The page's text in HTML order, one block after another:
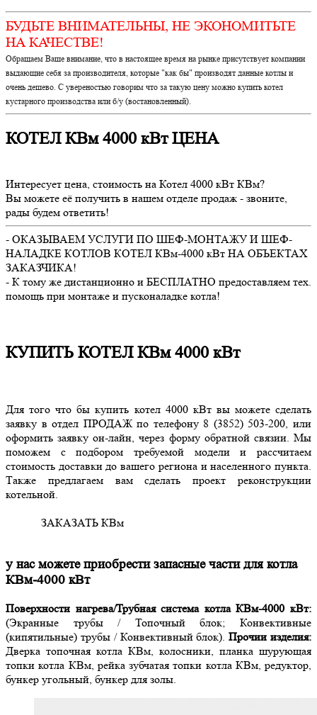
БУДЬТЕ ВНИМАТЕЛЬНЫ, НЕ ЭКОНОМИТЬТЕ
НА КАЧЕСТВЕ!
Обращаем Ваше внимание, что в настоящее время на рынке присутствует компании
выдающие себя за производителя, которые "как бы" производят данные котлы и
очень дешево. С увереностью говорим что за такую цену можно купить котел
кустарного производства или б/у (востановленный).
КОТЕЛ КВм 4000 кВт ЦЕНА
Интересует цена, стоимость на Котел 4000 кВт КВм?
Вы можете её получить в нашем отделе продаж - звоните,
рады будем ответить!
- ОКАЗЫВАЕМ УСЛУГИ ПО ШЕФ-МОНТАЖУ И ШЕФ-
НАЛАДКЕ КОТЛОВ КОТЕЛ КВм-4000 кВт НА ОБЪЕКТАХ
ЗАКАЗЧИКА!
- К тому же дистанционно и БЕСПЛАТНО предоставляем тех.
помощь при монтаже и пусконаладке котла!
КУПИТЬ КОТЕЛ КВм 4000 кВт
Для того что бы купить котел 4000 кВт вы можете сделать
заявку в отдел ПРОДАЖ по телефону 8 (3852) 503-200, или
оформить заявку он-лайн, через форму обратной связии. Мы
поможем с подбором требуемой модели и рассчитаем
стоимость доставки до вашего региона и населенного пункта.
Также предлагаем вам сделать проект реконструкции
котельной.
ЗАКАЗАТЬ КВм
у нас можете приобрести запасные части для котла
КВм-4000 кВт
Поверхности нагрева/Трубная система котла КВм-4000 кВт:
(Экранные трубы / Топочный блок; Конвективные
(кипятильные) трубы / Конвективный блок).Прочии изделия:
Дверка топочная котла КВм, колосники, планка шурующая
топки котла КВм, рейка зубчатая топки котла КВм, редуктор,
бункер угольный, бункер для золы.